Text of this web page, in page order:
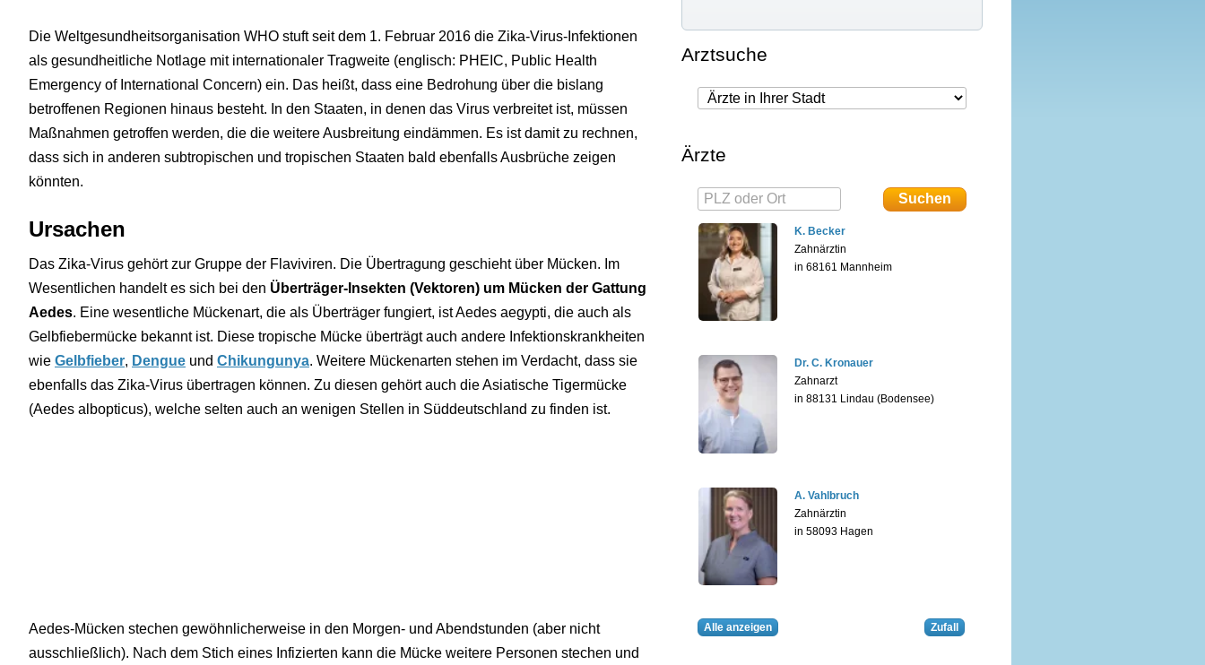
Die Weltgesundheitsorganisation WHO stuft seit dem 1. Februar 2016 die Zika-Virus-Infektionen
als gesundheitliche Notlage mit internationaler Tragweite (englisch: PHEIC, Public Health
Emergency of International Concern) ein. Das heißt, dass eine Bedrohung über die bislang
betroffenen Regionen hinaus besteht. In den Staaten, in denen das Virus verbreitet ist, müssen
Maßnahmen getroffen werden, die die weitere Ausbreitung eindämmen. Es ist damit zu rechnen,
dass sich in anderen subtropischen und tropischen Staaten bald ebenfalls Ausbrüche zeigen
könnten.
Ursachen
Das Zika-Virus gehört zur Gruppe der Flaviviren. Die Übertragung geschieht über Mücken. Im
Wesentlichen handelt es sich bei den Überträger-Insekten (Vektoren) um Mücken der Gattung
Aedes. Eine wesentliche Mückenart, die als Überträger fungiert, ist Aedes aegypti, die auch als
Gelbfiebermücke bekannt ist. Diese tropische Mücke überträgt auch andere Infektionskrankheiten
wie Gelbfieber, Dengue und Chikungunya. Weitere Mückenarten stehen im Verdacht, dass sie
ebenfalls das Zika-Virus übertragen können. Zu diesen gehört auch die Asiatische Tigermücke
(Aedes albopticus), welche selten auch an wenigen Stellen in Süddeutschland zu finden ist.
Aedes-Mücken stechen gewöhnlicherweise in den Morgen- und Abendstunden (aber nicht
ausschließlich). Nach dem Stich eines Infizierten kann die Mücke weitere Personen stechen und
Arztsuche
Ärzte
K. Becker
Zahnärztin
in 68161 Mannheim
Dr. C. Kronauer
Zahnarzt
in 88131 Lindau (Bodensee)
A. Vahlbruch
Zahnärztin
in 58093 Hagen
Alle anzeigen Zufall